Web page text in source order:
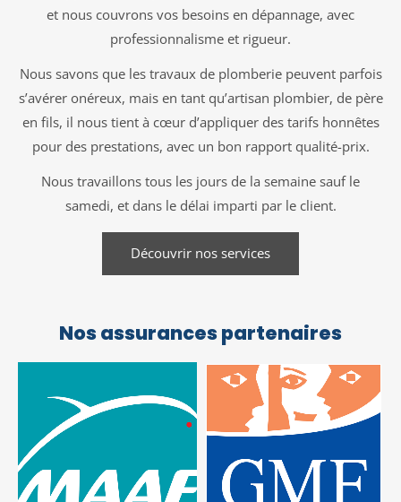
et nous couvrons vos besoins en dépannage, avec
professionnalisme et rigueur.
Nous savons que les travaux de plomberie peuvent parfois
s’avérer onéreux, mais en tant qu’artisan plombier, de père
en fils, il nous tient à cœur d’appliquer des tarifs honnêtes
pour des prestations, avec un bon rapport qualité-prix.
Nous travaillons tous les jours de la semaine sauf le
samedi, et dans le délai imparti par le client.
Découvrir nos services
Nos assurances partenaires